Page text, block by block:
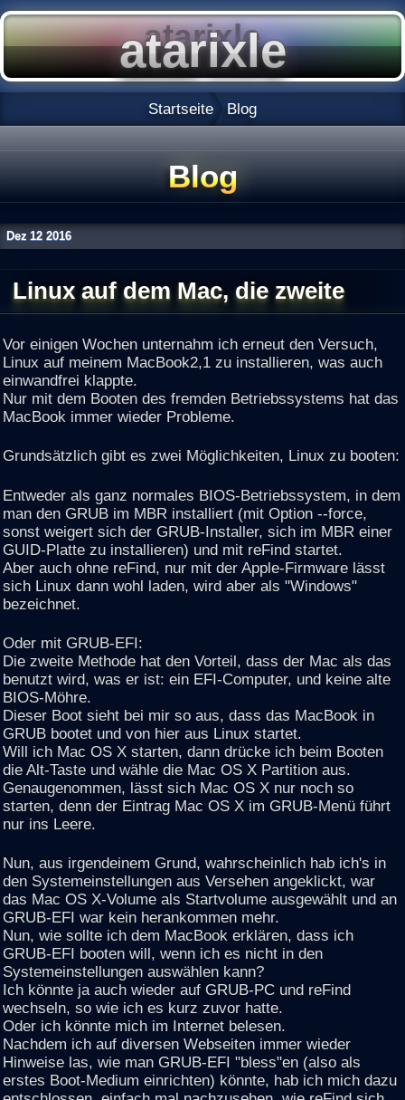
Startseite Blog
Blog
Dez 12 2016
Linux auf dem Mac, die zweite
Vor einigen Wochen unternahm ich erneut den Versuch,
Linux auf meinem MacBook2,1 zu installieren, was auch
einwandfrei klappte.
Nur mit dem Booten des fremden Betriebssystems hat das
MacBook immer wieder Probleme.
Grundsätzlich gibt es zwei Möglichkeiten, Linux zu booten:
Entweder als ganz normales BIOS-Betriebssystem, in dem
man den GRUB im MBR installiert (mit Option --force,
sonst weigert sich der GRUB-Installer, sich im MBR einer
GUID-Platte zu installieren) und mit reFind startet.
Aber auch ohne reFind, nur mit der Apple-Firmware lässt
sich Linux dann wohl laden, wird aber als "Windows"
bezeichnet.
Oder mit GRUB-EFI:
Die zweite Methode hat den Vorteil, dass der Mac als das
benutzt wird, was er ist: ein EFI-Computer, und keine alte
BIOS-Möhre.
Dieser Boot sieht bei mir so aus, dass das MacBook in
GRUB bootet und von hier aus Linux startet.
Will ich Mac OS X starten, dann drücke ich beim Booten
die Alt-Taste und wähle die Mac OS X Partition aus.
Genaugenommen, lässt sich Mac OS X nur noch so
starten, denn der Eintrag Mac OS X im GRUB-Menü führt
nur ins Leere.
Nun, aus irgendeinem Grund, wahrscheinlich hab ich's in
den Systemeinstellungen aus Versehen angeklickt, war
das Mac OS X-Volume als Startvolume ausgewählt und an
GRUB-EFI war kein herankommen mehr.
Nun, wie sollte ich dem MacBook erklären, dass ich
GRUB-EFI booten will, wenn ich es nicht in den
Systemeinstellungen auswählen kann?
Ich könnte ja auch wieder auf GRUB-PC und reFind
wechseln, so wie ich es kurz zuvor hatte.
Oder ich könnte mich im Internet belesen.
Nachdem ich auf diversen Webseiten immer wieder
Hinweise las, wie man GRUB-EFI "bless"en (also als
erstes Boot-Medium einrichten) könnte, hab ich mich dazu